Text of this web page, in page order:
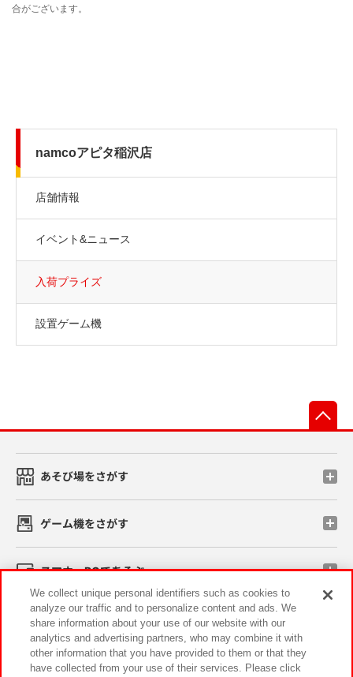
namcoアピタ稲沢店
店舗情報
イベント&ニュース
入荷プライズ
設置ゲーム機
あそび場をさがす
ゲーム機をさがす
スマホ・PCであそぶ
イベント・キャンペーン
We collect unique personal identifiers such as cookies to
analyze our traffic and to personalize content and ads. We
share information about your use of our website with our
analytics and advertising partners, who may combine it with
other information that you have provided to them or that they
have collected from your use of their services. Please click